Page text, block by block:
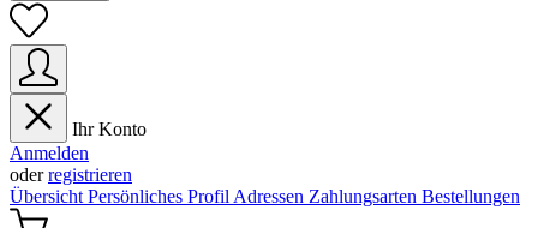
Ihr Konto
Anmelden
oderregistrieren
Übersicht Persönliches Profil Adressen Zahlungsarten Bestellungen